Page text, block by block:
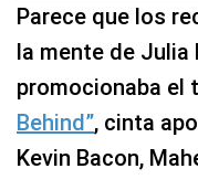
Parece que los
la mente de Julia
promocionaba el
Behind”, cinta
Kevin Bacon,